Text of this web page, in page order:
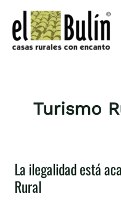
contenido
Turismo
La ilegalidad está
Rural
La
ilegalidad
está